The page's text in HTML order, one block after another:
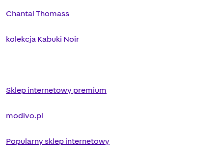
Chantal Thomass
kolekcja Kabuki Noir
Sklep internetowy premium
modivo.pl
Popularny sklep internetowy